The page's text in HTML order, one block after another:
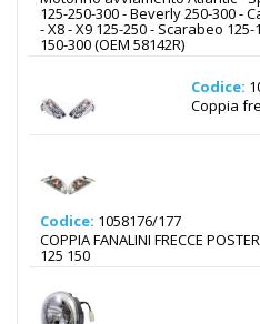
125-250-300 - Beverly 250-300 -
- X8 - X9 125-250 - Scarabeo
150-300 (OEM 58142R)
Codice:
Coppia
Codice: 1058176/177
COPPIA FANALINI FRECCE
125 150